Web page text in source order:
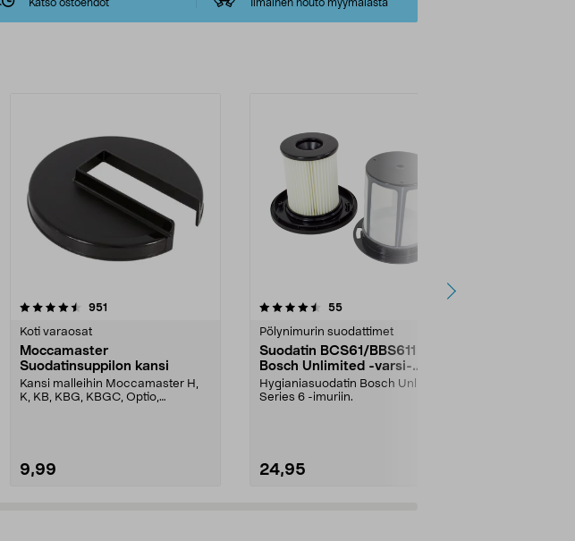
Katso ostoehdot
Ilmainen nouto myymälästä
951
Koti varaosat
Moccamaster
Suodatinsuppilon kansi
Kansi malleihin Moccamaster H,
K, KB, KBG, KBGC, Optio,
9,99
4.5 viidestä
55arvostelut
Pölynimurin suodattimet
Suodatin BCS61/BBS611
Bosch Unlimited -varsi-
imuriin
Hygianiasuodatin Bosch Unlimited
Series 6 -imuriin.
24,95
5.0 viidestä